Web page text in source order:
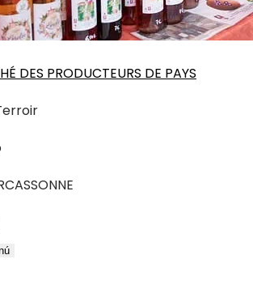
DES PRODUCTEURS DE PAYS